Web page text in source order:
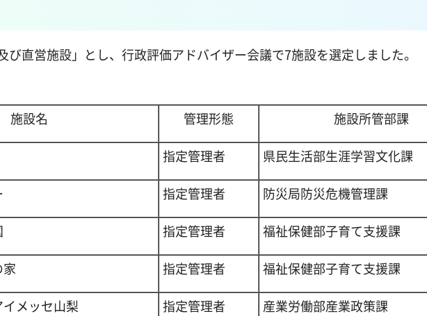
び直営施設」とし、行政評価アドバイザー会議で7施設を選定しました。
施設名 管理形態
施設所管部課
指定管理者
県民生活部生涯学習文化課
指定管理者
防災局防災危機管理課
指定管理者
福祉保健部子育て支援課
指定管理者
福祉保健部子育て支援課
メッセ山梨 指定管理者
産業労働部産業政策課